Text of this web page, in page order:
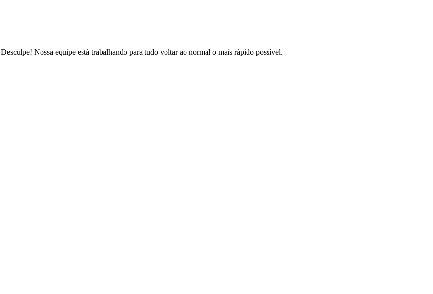
Nossa equipe está trabalhando para tudo voltar ao normal o mais rápido possível.